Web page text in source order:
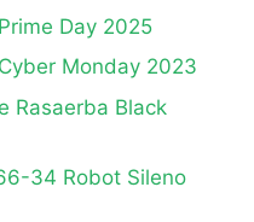
Day 2025
Monday 2023
Rasaerba Black
34 Robot Sileno